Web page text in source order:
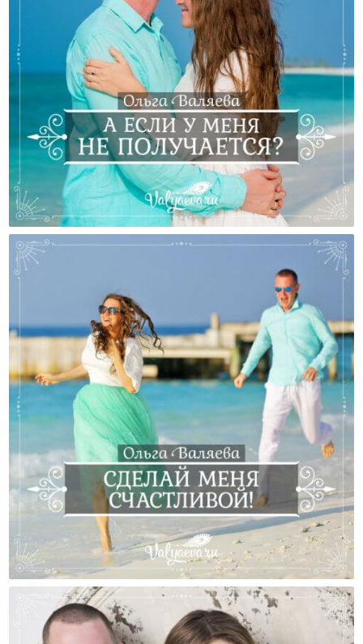
А Если У Меня Не Получается?
Сделай Меня Счастливой!